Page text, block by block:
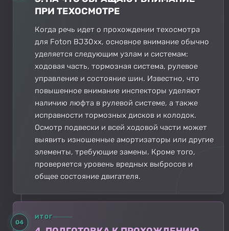
ПРИ ТЕХОСМОТРЕ
Когда речь идет о прохождении техосмотра
для Foton BJ30xx, основное внимание обычно
уделяется следующим узлам и системам:
ходовая часть, тормозная система, рулевое
управление и состояние шин. Известно, что
повышенное внимание инспекторы уделяют
наличию люфта в рулевой системе, а также
исправности тормозных дисков и колодок.
Осмотр подвески и всей ходовой части может
выявить изношенные амортизаторы или другие
элементы, требующие замены. Кроме того,
проверяется уровень вредных выбросов и
общее состояние двигателя.
04
ИТОГ